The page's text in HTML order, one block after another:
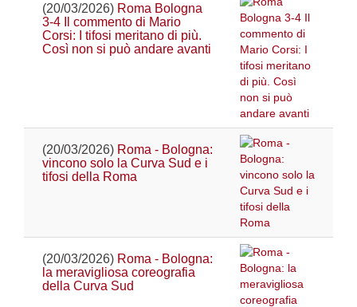
(20/03/2026) Roma Bologna
3-4 Il commento di Mario
Corsi: I tifosi meritano di più.
Così non si può andare avanti
(20/03/2026) Roma - Bologna:
vincono solo la Curva Sud e i
tifosi della Roma
(20/03/2026) Roma - Bologna:
la meravigliosa coreografia
della Curva Sud